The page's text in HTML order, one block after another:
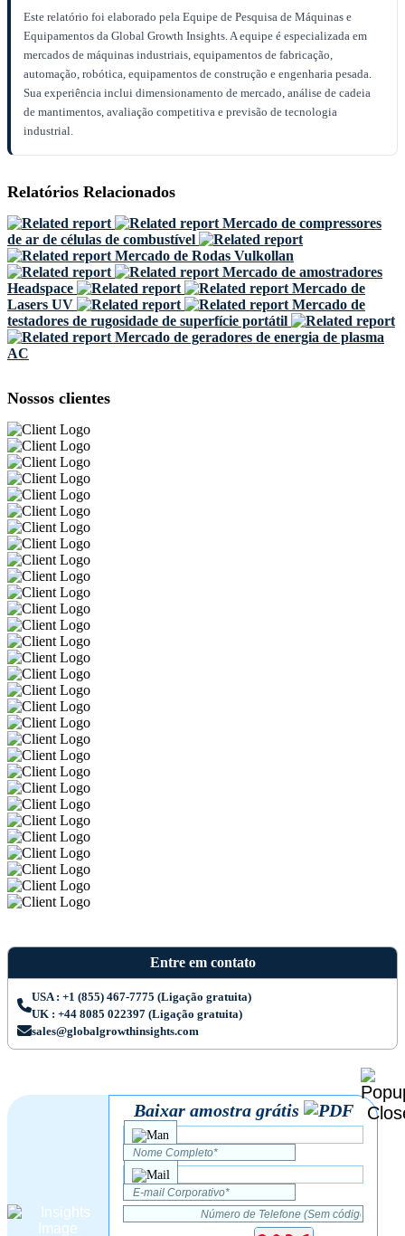
Este relatório foi elaborado pela Equipe de Pesquisa de Máquinas e
Equipamentos da Global Growth Insights. A equipe é especializada em
mercados de máquinas industriais, equipamentos de fabricação,
automação, robótica, equipamentos de construção e engenharia pesada.
Sua experiência inclui dimensionamento de mercado, análise de cadeia
de mantimentos, avaliação competitiva e previsão de tecnologia
industrial.
Relatórios Relacionados
Mercado de compressores
de ar de células de combustível
Mercado de Rodas Vulkollan
Mercado de amostradores
Headspace
Mercado de
Lasers UV
Mercado de
testadores de rugosidade de superfície portátil
Mercado de geradores de energia de plasma
AC
Nossos clientes
Entre em contato
USA : +1 (855) 467-7775 (Ligação gratuita)
UK : +44 8085 022397 (Ligação gratuita)
sales@globalgrowthinsights.com
Baixar amostra grátis